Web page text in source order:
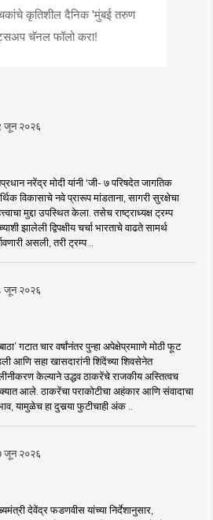
कृतिशील दैनिक 'मुंबई तरुण
चॅनल फॉलो करा!
जून २०२६
नरेंद्र मोदी यांनी 'जी- ७ परिषदेत जागतिक
विकासाचे नवे प्रारूप मांडताना, सागरी सुरक्षेचा
मुद्दा उपस्थित केला. तसेच राष्ट्राध्यक्ष ट्रम्प
झालेली द्विपक्षीय चर्चा भारताचे वाढते सामर्थ
असली, तरी ट्रम्प ..
जून २०२६
गटात चार वर्षांनंतर पुन्हा अपेक्षेप्रमााणे मोठी फूट
आणि सहा खासदारांनी शिंदेंच्या शिवसेनेत
केल्याने उद्धव ठाकरेंचे राजकीय अस्तित्वच
आले. ठाकरेंचा पराकोटीचा अहंकार आणि संवादाचा
यामुळेच हा दुसर्‍या फुटीचाही अंक ..
जून २०२६
देवेंद्र फडणवीस यांच्या निर्देशानुसार,